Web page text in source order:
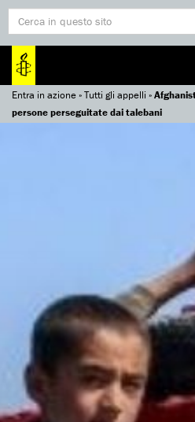
Entra in azione»Tutti gli appelli »
persone perseguitate dai talebani